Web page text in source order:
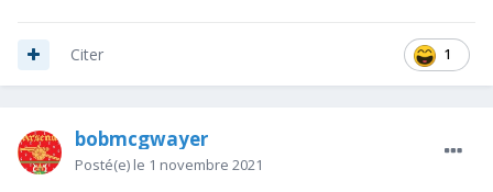
1
Citer
bobmcgwayer
Posté(e) le 1 novembre 2021